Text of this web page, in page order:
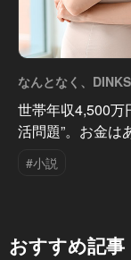
なんとなく、
世帯年収4,500万
活問題”。お金は
#小説
おすすめ記事